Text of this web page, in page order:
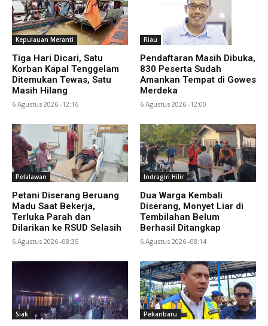
Kepulauan Meranti
Tiga Hari Dicari, Satu
Korban Kapal Tenggelam
Ditemukan Tewas, Satu
Masih Hilang
6 Agustus 2026 -12:16
Riau
Pendaftaran Masih Dibuka,
830 Peserta Sudah
Amankan Tempat di Gowes
Merdeka
6 Agustus 2026 -12:00
Pelalawan
Petani Diserang Beruang
Madu Saat Bekerja,
Terluka Parah dan
Dilarikan ke RSUD Selasih
6 Agustus 2026 -08:35
Indragiri Hilir
Dua Warga Kembali
Diserang, Monyet Liar di
Tembilahan Belum
Berhasil Ditangkap
6 Agustus 2026 -08:14
Siak Pekanbaru